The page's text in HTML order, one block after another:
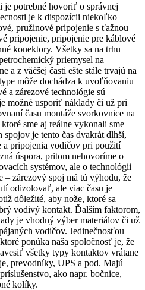
je potrebné hovoriť o správnej
je k dispozícii niekoľko
pružinové pripojenie s ťažnou
pripojenie, pripojenie pre káblové
konektory. Všetky sa na trhu
priemysel na
a z väčšej časti ešte stále trvajú na
môže dochádza k uvoľňovaniu
a zárezové technológie sú
možné usporiť náklady či už pri
času montáže svorkovnice na
sme aj reálne vykonali sme
je tento čas dvakrát dlhší,
a pripojenia vodičov pri použití
úspora, pritom nehovoríme o
systémov, ale o technológii
– zárezový spoj má tú výhodu, že
odizolovať, ale viac času je
dôležité, aby nože, ktoré sa
vodivý kontakt. Ďalším faktorom,
je vhodný výber materiálov či už
vodičov. Jedinečnosťou
ponúka naša spoločnosť je, že
všetky typy kontaktov vrátane
prevodníky, UPS a pod. Majú
ako napr. bočnice,
kolíky.